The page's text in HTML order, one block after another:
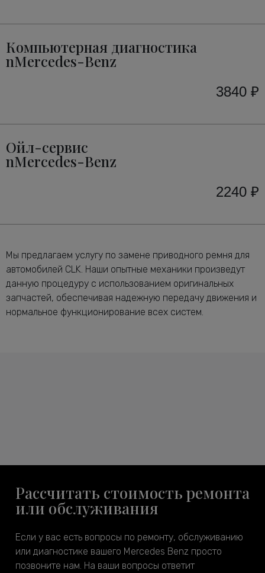
Компьютерная диагностика
nMercedes-Benz
3840 ₽
Ойл-сервис
nMercedes-Benz
2240 ₽
Мы предлагаем услугу по замене приводного ремня для
автомобилей CLK. Наши опытные механики произведут
данную процедуру с использованием оригинальных
запчастей, обеспечивая надежную передачу движения и
нормальное функционирование всех систем.
Рассчитать стоимость ремонта
или обслуживания
Если у вас есть вопросы по ремонту, обслуживанию
или диагностике вашего Mercedes Benz просто
позвоните нам. На ваши вопросы ответит